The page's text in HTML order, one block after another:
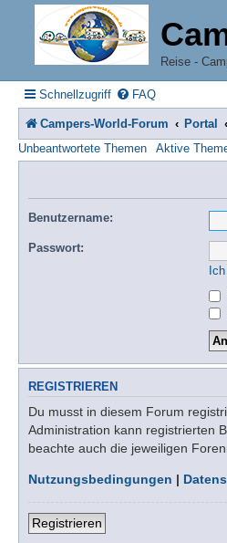
Reise -
Schnellzugriff FAQ
Campers-World-Forum Portal
Unbeantwortete Themen
Aktive
Benutzername:
Passwort:
REGISTRIEREN
Du musst in diesem Forum
Administration kann registrierten
beachte auch die jeweiligen
Nutzungsbedingungen |
Registrieren